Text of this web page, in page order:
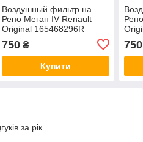
Воздушный фильтр на
Рено Меган IV Renault
Original 165468296R
750₴
Купити
750
за рік